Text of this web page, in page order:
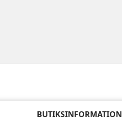
BUTIKSINFORMATION